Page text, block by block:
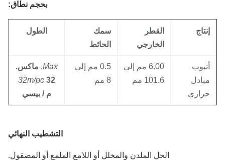
بحجمنطاق:
القطر
الخارجي
سمك
الحائط
الطول
6.00 مم إلى
101.6 مم
0.5 مم إلى
ماكس.
32m/pc
م / بيسي
التشطيب النهائي
الحل الملدن والمخلل أو اللامع الملمع أو المصقول.